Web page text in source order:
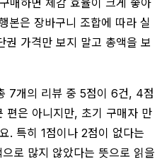
본은 장바구니 조합에 따라 실
권 가격만 보지 말고 총액을 보
7개의 리뷰 중 5점이 6건, 4점
편은 아니지만, 초기 구매자 만
. 특히 1점이나 2점이 없다는
로 많지 않았다는 뜻으로 읽을